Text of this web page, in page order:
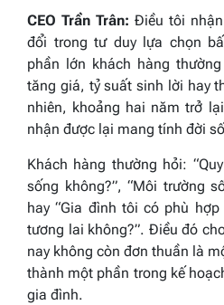
CEO Trần Trân: Điều tôi
đổi trong tư duy lựa chọn
phần lớn khách hàng
tăng giá, tỷ suất sinh lời hay
nhiên, khoảng hai năm trở
nhận được lại mang tính đời
Khách hàng thường hỏi:
sống không?”, “Môi trường
hay “Gia đình tôi có phù
tương lai không?”. Điều đó
nay không còn đơn thuần là
thành một phần trong kế
gia đình.